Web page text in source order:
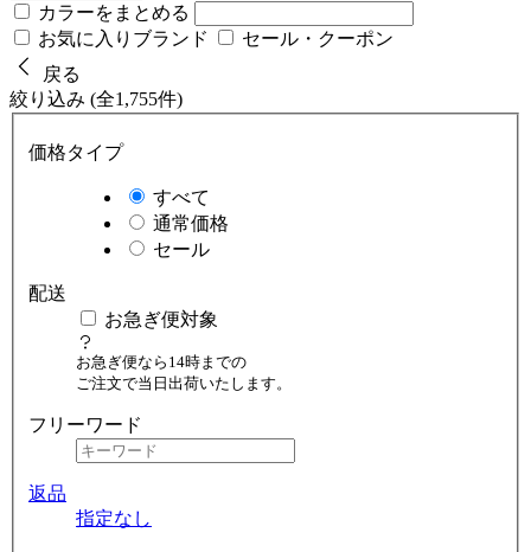
カラーをまとめる
お気に入りブランド
セール・クーポン
戻る
絞り込み (全1,755件)
価格タイプ
すべて
通常価格
セール
配送
お急ぎ便対象
お急ぎ便なら14時までの
ご注文で当日出荷いたします。
フリーワード
返品
指定なし